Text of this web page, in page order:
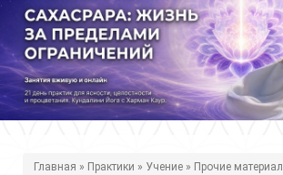
Главная » Практики » Учение » Прочие